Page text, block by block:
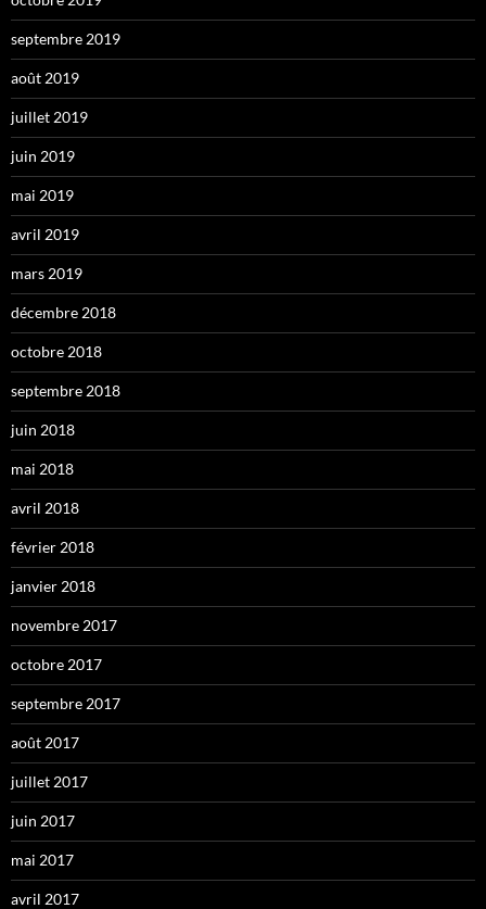
septembre 2019
août 2019
juillet 2019
juin 2019
mai 2019
avril 2019
mars 2019
décembre 2018
octobre 2018
septembre 2018
juin 2018
mai 2018
avril 2018
février 2018
janvier 2018
novembre 2017
octobre 2017
septembre 2017
août 2017
juillet 2017
juin 2017
mai 2017
avril 2017